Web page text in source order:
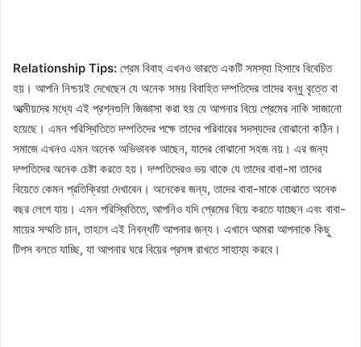
Relationship Tips: প্রেম বিবাহ এখনও ভারতে একটি সমস্যা হিসাবে বিবেচিত
হয়। আপনি নিশ্চয়ই দেখেছেন যে অনেক সময় বিবাহিত দম্পতিদের তাদের বন্ধু বৃত্তে বা
আত্মীয়দের মধ্যে এই প্রশ্নগুলি জিজ্ঞাসা করা হয় যে আপনার বিয়ে প্রেমের নাকি সাজানো
হয়েছে। এমন পরিস্থিতিতে দম্পতিদের পক্ষে তাদের পরিবারের সদস্যদের বোঝানো কঠিন।
সমাজে এখনও এমন অনেক অভিভাবক আছেন, যাদের বোঝানো সহজ নয়। এর জন্য
দম্পতিদের অনেক চেষ্টা করতে হয়। দম্পতিদেরও ভয় থাকে যে তাদের বাবা-মা তাদের
বিয়েতে কেমন প্রতিক্রিয়া দেখাবেন। অনেকের জন্য, তাদের বাবা-মাকে বোঝাতে অনেক
বছর লেগে যায়। এমন পরিস্থিতিতে, আপনিও যদি প্রেমের বিয়ে করতে যাচ্ছেন এবং বাবা-
মায়ের সম্মতি চান, তাহলে এই নিবন্ধটি আপনার জন্য। এখানে আমরা আপনাকে কিছু
টিপস বলতে যাচ্ছি, যা আপনার ঘরে বিয়ের প্রসঙ্গ রাখতে সাহায্য করবে।